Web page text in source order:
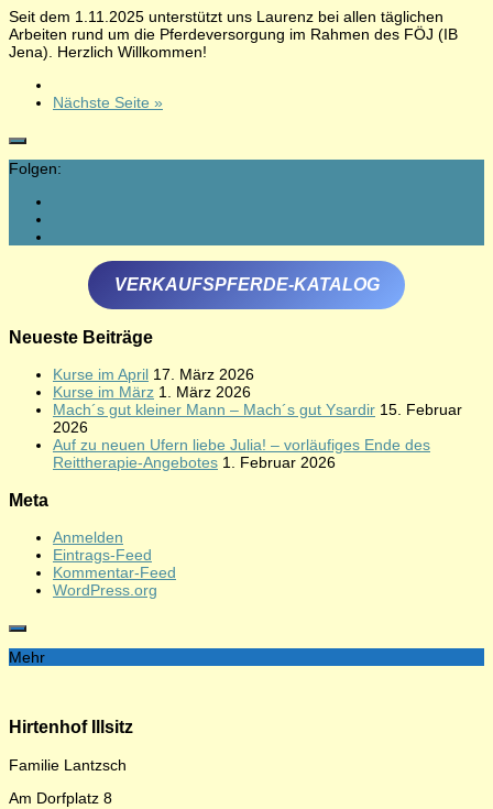
Seit dem 1.11.2025 unterstützt uns Laurenz bei allen täglichen
Arbeiten rund um die Pferdeversorgung im Rahmen des FÖJ (IB
Jena). Herzlich Willkommen!
Nächste Seite »
Folgen:
VERKAUFSPFERDE-KATALOG
Neueste Beiträge
Kurse im April 17. März 2026
Kurse im März 1. März 2026
Mach´s gut kleiner Mann – Mach´s gut Ysardir 15. Februar
2026
Auf zu neuen Ufern liebe Julia! – vorläufiges Ende des
Reittherapie-Angebotes 1. Februar 2026
Meta
Anmelden
Eintrags-Feed
Kommentar-Feed
WordPress.org
Mehr
Hirtenhof Illsitz
Familie Lantzsch
Am Dorfplatz 8